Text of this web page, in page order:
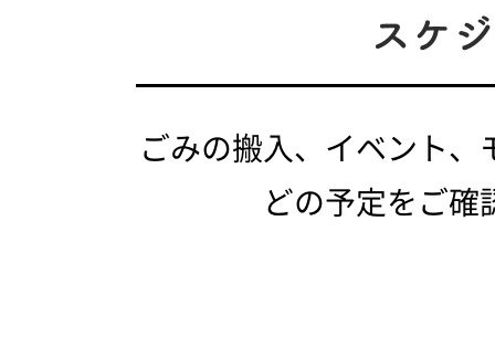
ごみの搬入、イベント
どの予定をご